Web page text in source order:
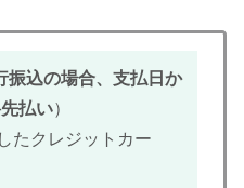
振込の場合、支払日か
払い）
たクレジットカー